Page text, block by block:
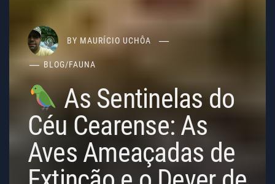
BY MAURÍCIO UCHÔA
BLOG/FAUNA
As Sentinelas do
Céu Cearense: As
Aves Ameaçadas de